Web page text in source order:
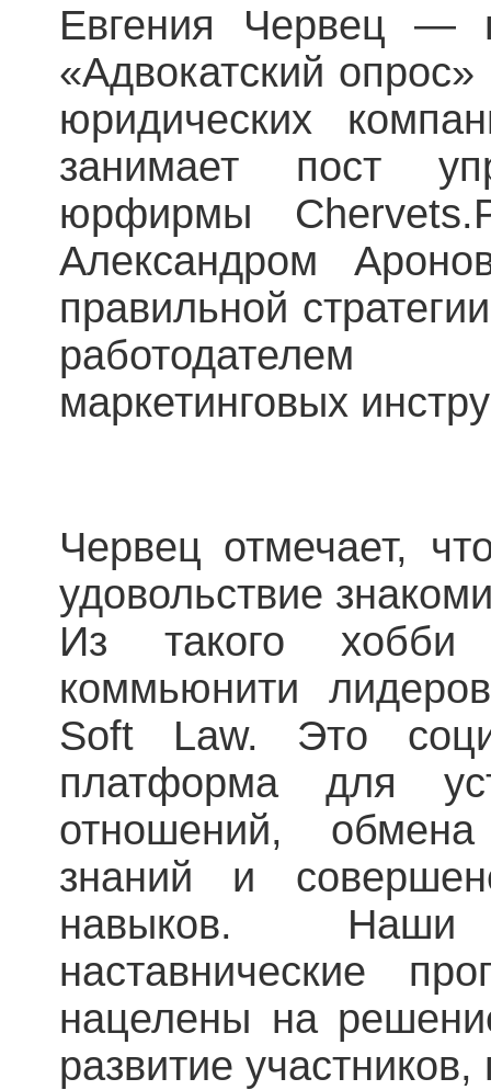
Евгения Червец —
«Адвокатский
юридических
занимает пост
юрфирмы
Александром
правильной
маркетинговых
Червец отмечает,
удовольствие
Из такого хобби
коммьюнити
Soft Law. Это
платформа для
отношений,
знаний и
навыков.
наставнические
нацелены на
развитие